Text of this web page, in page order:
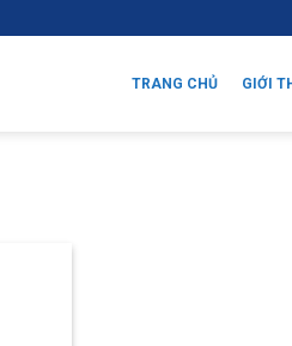
TRANG CHỦ GIỚI